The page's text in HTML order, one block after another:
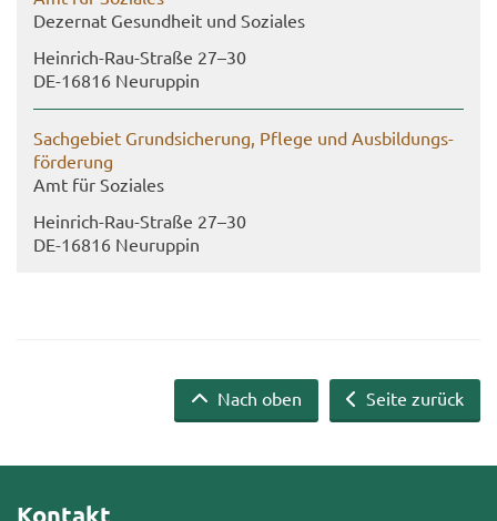
De­zer­nat Ge­sund­heit und So­zia­les
Heinrich-​Rau-Straße 27–30
DE-​16816 Neu­rup­pin
Sach­ge­biet Grund­si­che­rung, Pfle­ge und Aus­bil­dungs­
för­de­rung
Amt für So­zia­les
Heinrich-​Rau-Straße 27–30
DE-​16816 Neu­rup­pin
Seite zurück
Nach oben
Kontakt